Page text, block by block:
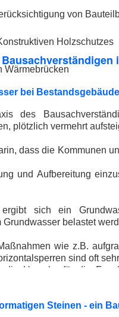
von
Holzschutzes
Wärmebrücken
bei
des
plötzlich vermehrt
dass die Kommunen
und Aufbereitung
ergibt sich ein
belastet
wie z.B.
sind oft
Ursache für die
Steinen - ein